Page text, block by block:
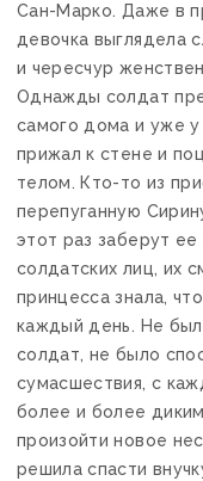
Сан-Марко. Даже в
девочка выглядела
и чересчур
Однажды солдат
самого дома и уже у
прижал к стене и
телом. Кто-то из
перепуганную
этот раз заберут
солдатских лиц, их
принцесса знала,
каждый день. Не
солдат, не было
сумасшествия, с
более и более
произойти новое
решила спасти